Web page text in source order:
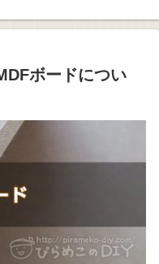
ボードについ